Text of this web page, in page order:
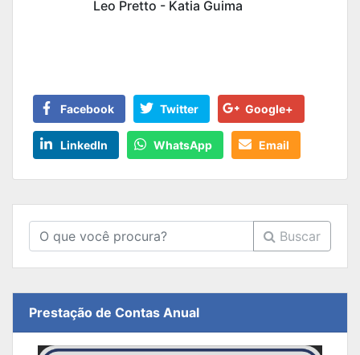
Leo Pretto - Katia Guima
Facebook Twitter Google+
LinkedIn WhatsApp Email
Buscar
Prestação de Contas Anual